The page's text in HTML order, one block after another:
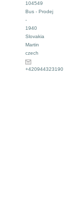
104549
Bus - Prodej
-
1940
Slovakia
Martin
czech
+420944323190